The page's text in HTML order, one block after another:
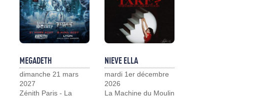
MEGADETH
dimanche 21 mars
2027
Zénith Paris - La
NIEVE ELLA
mardi 1er décembre
2026
La Machine du Moulin